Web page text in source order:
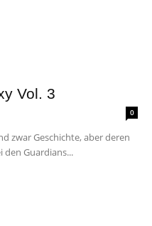
Vol. 3
0
zwar Geschichte, aber deren
den Guardians...